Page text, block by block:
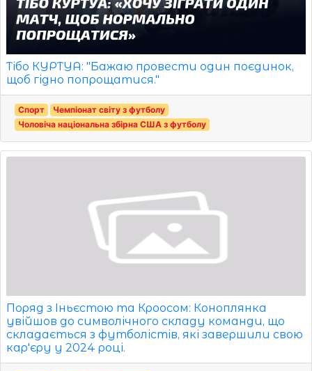
Тібо КУРТУА: "Бажаю провести один поєдинок,
щоб гідно попрощатися."
Спорт
Чемпіонат світу з футболу
Чоловіча національна збірна США з футболу
Поряд з Іньєстою та Кроосом: Коноплянка
увійшов до символічного складу команди, що
складається з футболістів, які завершили свою
кар'єру у 2024 році.